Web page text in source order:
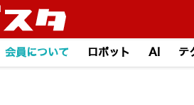
会員について ロボット AI テ